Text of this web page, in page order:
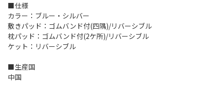
■仕様
カラー：ブルー・シルバー
敷きパッド：ゴムバンド付(四隅)/リバーシブル
枕パッド：ゴムバンド付(2ケ所)/リバーシブル
ケット：リバーシブル
■生産国
中国